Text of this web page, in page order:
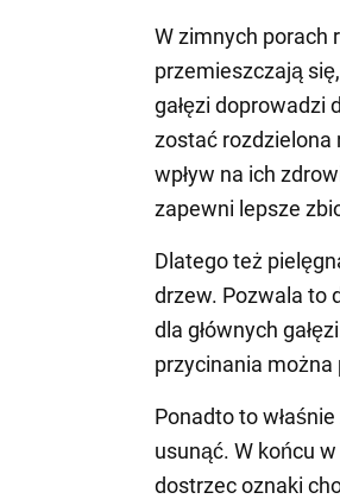
W zimnych porach
przemieszczają
gałęzi doprowadzi
zostać rozdzielona
wpływ na ich
zapewni lepsze
Dlatego też
drzew. Pozwala to
dla głównych
przycinania można
Ponadto to
usunąć. W końcu
dostrzec oznaki